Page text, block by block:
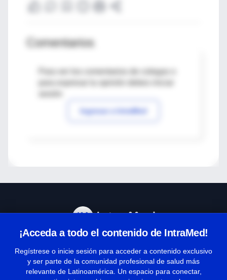
Comentarios
Para ver los comentarios de colegas o
Ingresar a IntraMed
¡Acceda a todo el contenido de IntraMed!
Regístrese o inicie sesión para acceder a contenido exclusivo
y ser parte de la comunidad profesional de salud más
relevante de Latinoamérica. Un espacio para conectar,
Términos y condiciones